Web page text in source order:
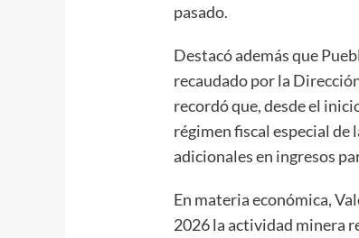
pasado.
Destacó además que
recaudado por la
recordó que, desde el
régimen fiscal especial de
adicionales en ingresos
En materia económica,
2026 la actividad minera